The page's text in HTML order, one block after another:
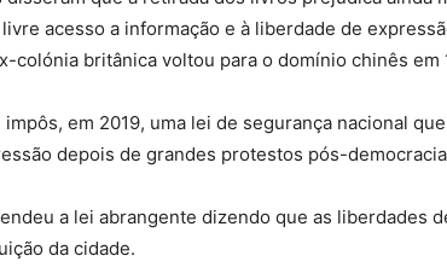
acesso a informação e à liberdade de
colónia britânica voltou para o domínio chinês em
impôs, em 2019, uma lei de segurança nacional
depois de grandes protestos pós-
a lei abrangente dizendo que as liberdades
da cidade.